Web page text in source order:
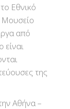
Εθνικό
Μουσείο
από
είναι
της
Αθήνα –